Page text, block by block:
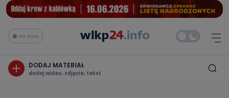
Na żywo
DODAJ MATERIAŁ
dodaj wideo, zdjęcie, tekst